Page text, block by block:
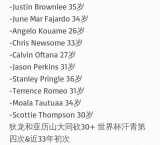
-Justin Brownlee 35岁
-June Mar Fajardo 34岁
-Angelo Kouame 26岁
-Chris Newsome 33岁
-Calvin Oftana 27岁
-Jason Perkins 31岁
-Stanley Pringle 36岁
-Terrence Romeo 31岁
-Moala Tautuaa 34岁
-Scottie Thompson 30岁
狄龙和亚历山大同砍30+ 世界杯汗青第
四次&近33年初次